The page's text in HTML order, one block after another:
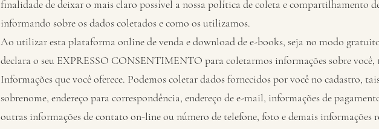
finalidade de deixar o mais claro possível a nossa política de coleta e compartilhamento
informando sobre os dados coletados e como os utilizamos.
Ao utilizar esta plataforma online de venda e download de e-books, seja no modo
declara o seu EXPRESSO CONSENTIMENTO para coletarmos informações sobre você,
Informações que você oferece. Podemos coletar dados fornecidos por você no cadastro,
sobrenome, endereço para correspondência, endereço de e-mail, informações de
outras informações de contato on-line ou número de telefone, foto e demais informações